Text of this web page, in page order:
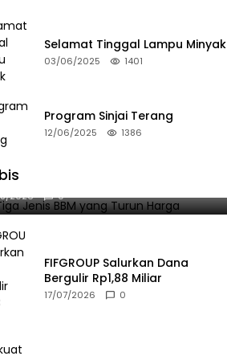
Selamat Tinggal Lampu Minyak
03/06/2025 1401
Program Sinjai Terang
12/06/2025 1386
Jenis BBM yang Turun Harga
2026 0
FIFGROUP Salurkan Dana
Bergulir Rp1,88 Miliar
17/07/2026 0